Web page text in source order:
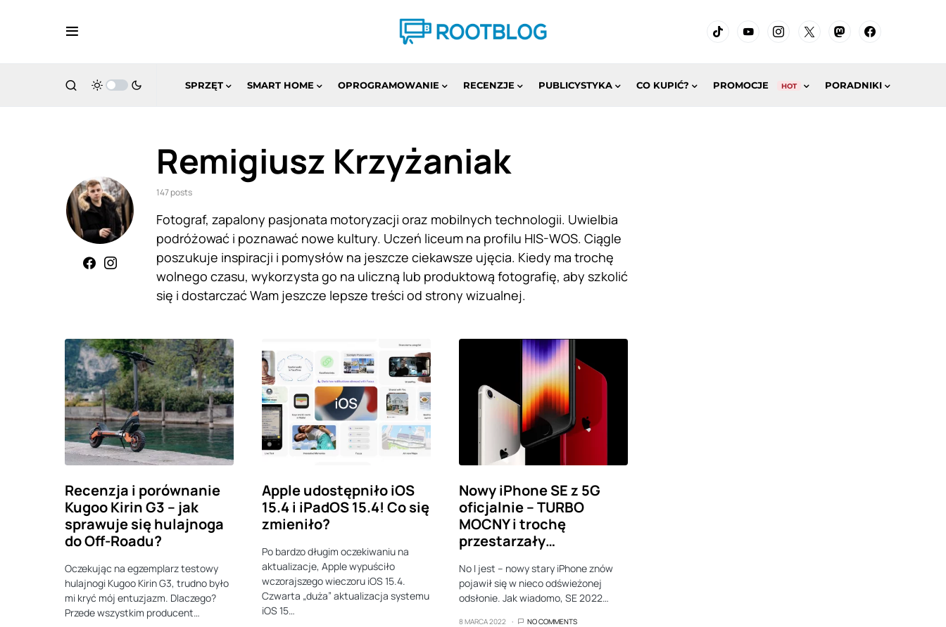
SPRZĘT SMART HOME OPROGRAMOWANIE RECENZJE PUBLICYSTYKA CO KUPIĆ? PROMOCJE HOT PORADNIKI
Remigiusz Krzyżaniak
147 posts
Fotograf, zapalony pasjonata motoryzacji oraz mobilnych technologii. Uwielbia
podróżować i poznawać nowe kultury. Uczeń liceum na profilu HIS-WOS. Ciągle
poszukuje inspiracji i pomysłów na jeszcze ciekawsze ujęcia. Kiedy ma trochę
wolnego czasu, wykorzysta go na uliczną lub produktową fotografię, aby szkolić
się i dostarczać Wam jeszcze lepsze treści od strony wizualnej.
Recenzja i porównanie
Kugoo Kirin G3 – jak
sprawuje się hulajnoga
do Off-Roadu?
Oczekując na egzemplarz testowy
hulajnogi Kugoo Kirin G3, trudno było
mi kryć mój entuzjazm. Dlaczego?
Przede wszystkim producent…
Apple udostępniło iOS
15.4 i iPadOS 15.4! Co się
zmieniło?
Po bardzo długim oczekiwaniu na
aktualizacje, Apple wypuściło
wczorajszego wieczoru iOS 15.4.
Czwarta „duża” aktualizacja systemu
iOS 15…
Nowy iPhone SE z 5G
oficjalnie – TURBO
MOCNY i trochę
przestarzały…
No I jest – nowy stary iPhone znów
pojawił się w nieco odświeżonej
odsłonie. Jak wiadomo, SE 2022…
8 MARCA 2022 NO COMMENTS